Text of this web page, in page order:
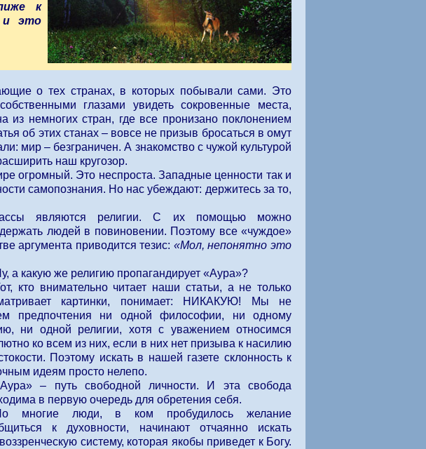
к
и это
о тех странах, в которых побывали сами. Это
глазами увидеть сокровенные места,
немногих стран, где все пронизано поклонением
об этих станах – вовсе не призыв бросаться в омут
мир – безграничен. А знакомство с чужой культурой
наш кругозор.
огромный. Это неспроста. Западные ценности так и
самопознания. Но нас убеждают: держитесь за то,
являются религии. С их помощью можно
людей в повиновении. Поэтому все «чуждое»
аргумента приводится тезис: «Мол, непонятно это
а какую же религию пропагандирует «Аура»?
кто внимательно читает наши статьи, а не только
картинки, понимает: НИКАКУЮ! Мы не
предпочтения ни одной философии, ни одному
ни одной религии, хотя с уважением относимся
ко всем из них, если в них нет призыва к насилию
Поэтому искать в нашей газете склонность к
идеям просто нелепо.
– путь свободной личности. И эта свобода
в первую очередь для обретения себя.
многие люди, в ком пробудилось желание
к духовности, начинают отчаянно искать
систему, которая якобы приведет к Богу.